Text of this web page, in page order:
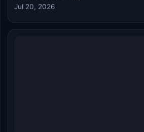
Jul 20, 2026